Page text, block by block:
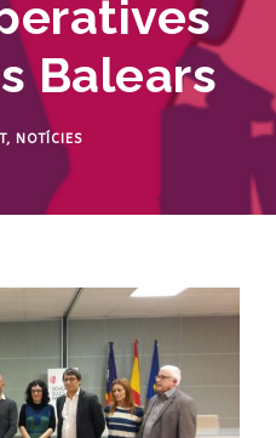
Balears
, NOTÍCIES